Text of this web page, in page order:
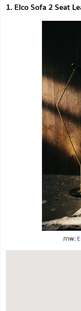
1. Elco Sofa 2 Seat
ภาพ: